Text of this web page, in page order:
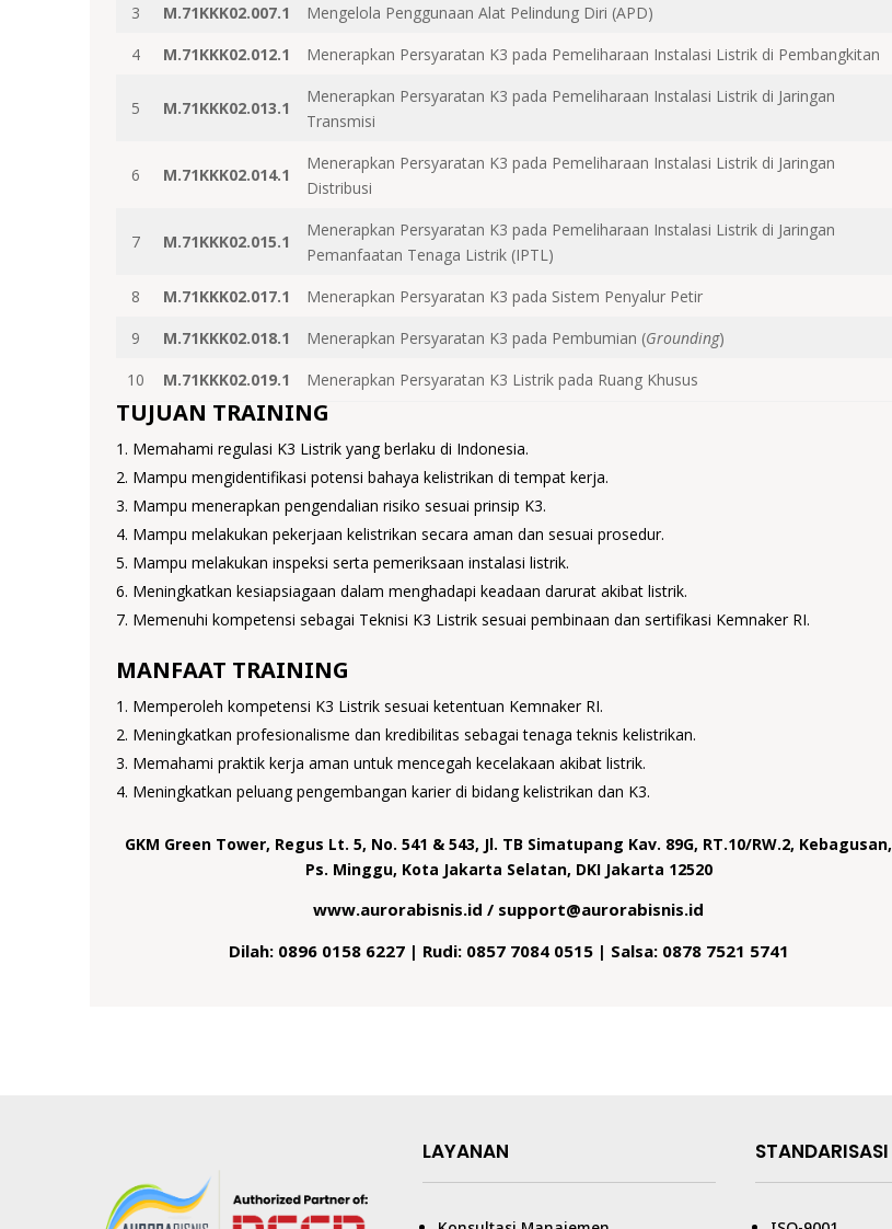
3
M.71KKK02.007.1
Mengelola Penggunaan Alat Pelindung Diri (APD)
4
M.71KKK02.012.1 Menerapkan Persyaratan K3 pada Pemeliharaan Instalasi Listrik di Pembangkitan
5 M.71KKK02.013.1
Menerapkan Persyaratan K3 pada Pemeliharaan Instalasi Listrik di Jaringan
Transmisi
6 M.71KKK02.014.1
Menerapkan Persyaratan K3 pada Pemeliharaan Instalasi Listrik di Jaringan
Distribusi
7 M.71KKK02.015.1
Menerapkan Persyaratan K3 pada Pemeliharaan Instalasi Listrik di Jaringan
Pemanfaatan Tenaga Listrik (IPTL)
8
M.71KKK02.017.1
Menerapkan Persyaratan K3 pada Sistem Penyalur Petir
9
M.71KKK02.018.1 Menerapkan Persyaratan K3 pada Pembumian (Grounding)
10
M.71KKK02.019.1 Menerapkan Persyaratan K3 Listrik pada Ruang Khusus
TUJUAN TRAINING
Memahami regulasi K3 Listrik yang berlaku di Indonesia.
Mampu mengidentifikasi potensi bahaya kelistrikan di tempat kerja.
Mampu menerapkan pengendalian risiko sesuai prinsip K3.
Mampu melakukan pekerjaan kelistrikan secara aman dan sesuai prosedur.
Mampu melakukan inspeksi serta pemeriksaan instalasi listrik.
Meningkatkan kesiapsiagaan dalam menghadapi keadaan darurat akibat listrik.
Memenuhi kompetensi sebagai Teknisi K3 Listrik sesuai pembinaan dan sertifikasi Kemnaker RI.
MANFAAT TRAINING
Memperoleh kompetensi K3 Listrik sesuai ketentuan Kemnaker RI.
Meningkatkan profesionalisme dan kredibilitas sebagai tenaga teknis kelistrikan.
Memahami praktik kerja aman untuk mencegah kecelakaan akibat listrik.
Meningkatkan peluang pengembangan karier di bidang kelistrikan dan K3.
GKM Green Tower, Regus Lt. 5, No. 541 & 543, Jl. TB Simatupang Kav. 89G, RT.10/RW.2, Kebagusan,
Ps. Minggu, Kota Jakarta Selatan, DKI Jakarta 12520
www.aurorabisnis.id / support@aurorabisnis.id
Dilah: 0896 0158 6227 | Rudi: 0857 7084 0515 | Salsa: 0878 7521 5741
LAYANAN STANDARISASI